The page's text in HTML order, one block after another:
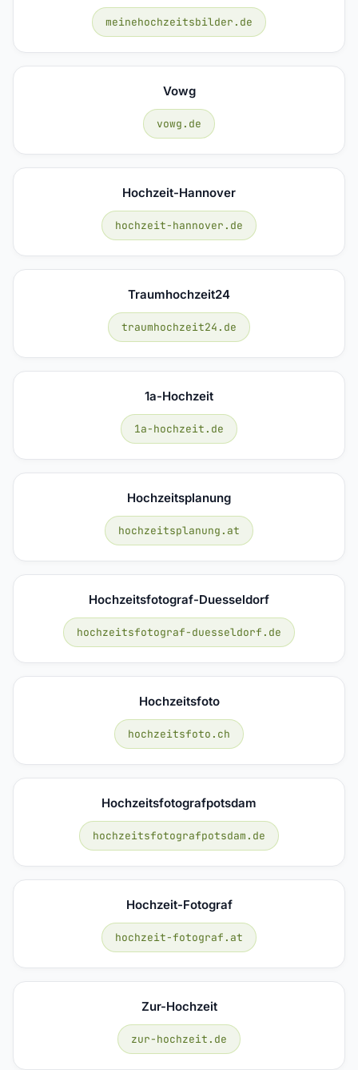
meinehochzeitsbilder.de
Vowg
vowg.de
Hochzeit-Hannover
hochzeit-hannover.de
Traumhochzeit24
traumhochzeit24.de
1a-Hochzeit
1a-hochzeit.de
Hochzeitsplanung
hochzeitsplanung.at
Hochzeitsfotograf-Duesseldorf
hochzeitsfotograf-duesseldorf.de
Hochzeitsfoto
hochzeitsfoto.ch
Hochzeitsfotografpotsdam
hochzeitsfotografpotsdam.de
Hochzeit-Fotograf
hochzeit-fotograf.at
Zur-Hochzeit
zur-hochzeit.de